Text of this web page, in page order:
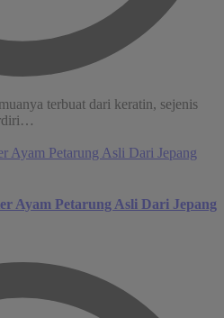
terbuat dari keratin, sejenis
Ayam Petarung Asli Dari Jepang